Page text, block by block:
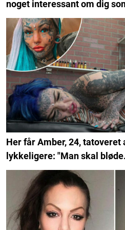
noget interessant om dig
Her får Amber, 24, tatoveret
lykkeligere: "Man skal